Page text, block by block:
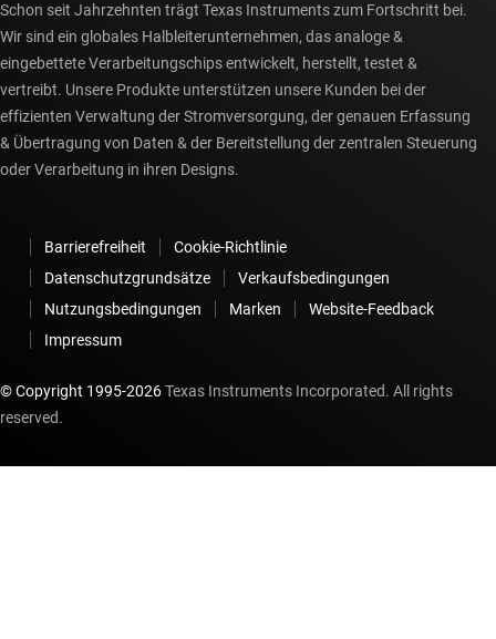
Schon seit Jahrzehnten trägt Texas Instruments zum Fortschritt bei.
Wir sind ein globales Halbleiterunternehmen, das analoge &
eingebettete Verarbeitungschips entwickelt, herstellt, testet &
vertreibt. Unsere Produkte unterstützen unsere Kunden bei der
effizienten Verwaltung der Stromversorgung, der genauen Erfassung
& Übertragung von Daten & der Bereitstellung der zentralen Steuerung
oder Verarbeitung in ihren Designs.
Barrierefreiheit
Cookie-Richtlinie
Datenschutzgrundsätze
Verkaufsbedingungen
Nutzungsbedingungen
Marken
Website-Feedback
Impressum
© Copyright 1995-2026Texas Instruments Incorporated. All rights
reserved.